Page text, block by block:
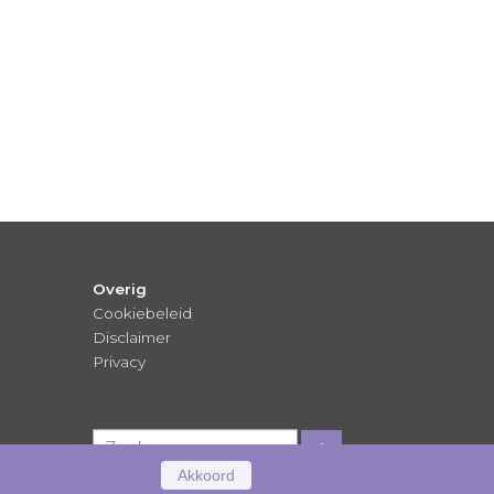
Akkoord
Overig
Cookiebeleid
Disclaimer
Privacy